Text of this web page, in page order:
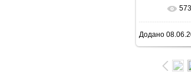
У 573
Додано